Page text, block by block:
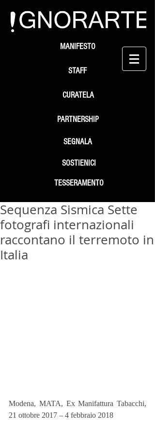
STAFF
SEGNALA
SOSTIENICI
MANIFESTO
PARTNERSHIP
TESSERAMENTO
CURATELA
Sequenza Sismica Sette
fotografi internazionali
raccontano il terremoto in
Italia
Modena, MATA, Ex Manifattura Tabacchi,
21 ottobre 2017 – 4 febbraio 2018